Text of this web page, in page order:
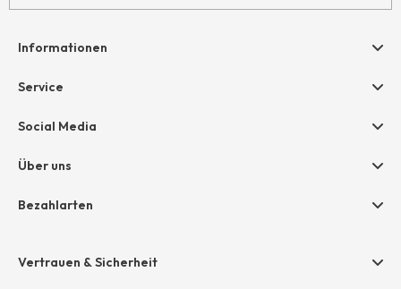
Informationen
Hilfe & Kontakt
Retoure
AGB
Datenschutz
Grounding Page
Service
Geschenkgutscheine
Größentabelle
Social Media
Über uns
Unternehmen
Bezahlarten
Amazon Pay
Vertrauen & Sicherheit